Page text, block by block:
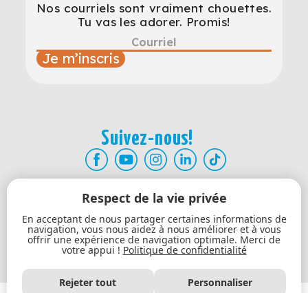
Nos courriels sont vraiment chouettes.
Tu vas les adorer. Promis!
Je m’inscris
Suivez-nous!
Atelier Être Bien
Formation professionnelle
Mon compte
Contact
Respect de la vie privée
En acceptant de nous partager certaines informations de
navigation, vous nous aidez à nous améliorer et à vous
offrir une expérience de navigation optimale. Merci de
votre appui ! Politique de confidentialité
Rejeter tout Personnaliser